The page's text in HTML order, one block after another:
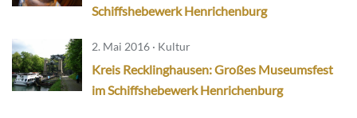
Schiffshebewerk Henrichenburg
2. Mai 2016 · Kultur
Kreis Recklinghausen: Großes Museumsfest
im Schiffshebewerk Henrichenburg